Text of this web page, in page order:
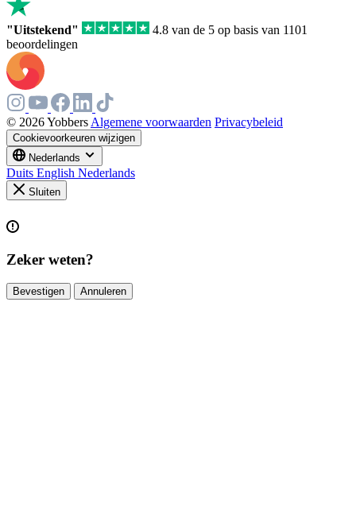
"Uitstekend"
4.8 van de 5 op basis van 1101
beoordelingen
© 2026 Yobbers Algemene voorwaarden Privacybeleid
Cookievoorkeuren wijzigen
Nederlands
Duits English Nederlands
Sluiten
Zeker weten?
Bevestigen Annuleren